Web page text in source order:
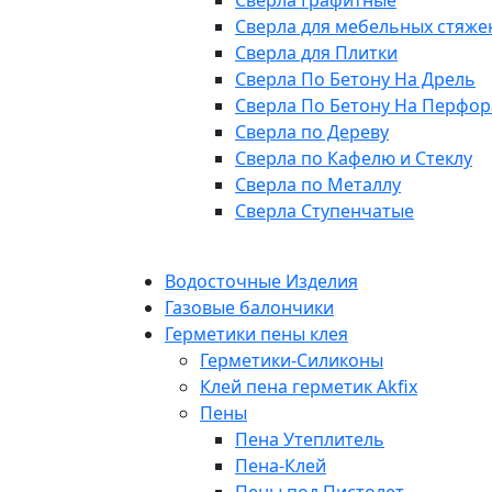
Сверла для мебельных
Сверла для Плитки
Сверла По Бетону На Дрель
Сверла По Бетону На
Сверла по Дереву
Сверла по Кафелю и Стеклу
Сверла по Металлу
Сверла Ступенчатые
Водосточные Изделия
Газовые балончики
Герметики пены клея
Герметики-Силиконы
Клей пена герметик Akfix
Пены
Пена Утеплитель
Пена-Клей